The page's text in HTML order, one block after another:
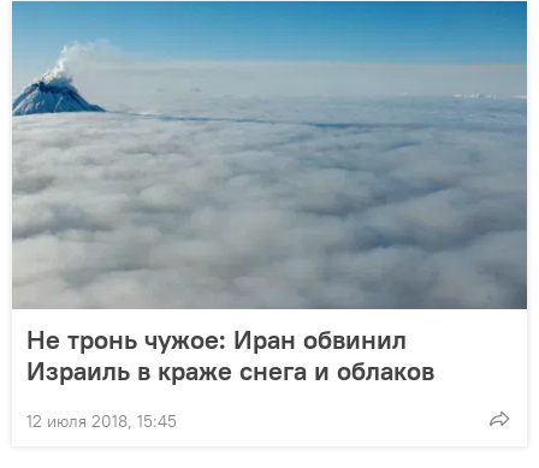
Не тронь чужое: Иран обвинил
Израиль в краже снега и облаков
12 июля 2018, 15:45